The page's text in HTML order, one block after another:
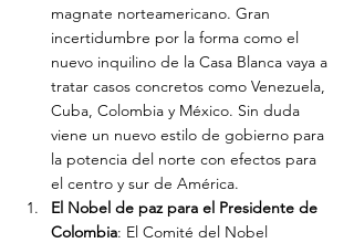
magnate norteamericano. Gran
incertidumbre por la forma como el
nuevo inquilino de la Casa Blanca vaya a
tratar casos concretos como Venezuela,
Cuba, Colombia y México. Sin duda
viene un nuevo estilo de gobierno para
la potencia del norte con efectos para
el centro y sur de América.
El Nobel de paz para el Presidente de
Colombia: El Comité del Nobel